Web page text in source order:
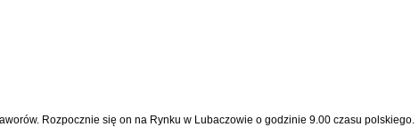
Rozpocznie się on na Rynku w Lubaczowie o godzinie 9.00 czasu polskiego.